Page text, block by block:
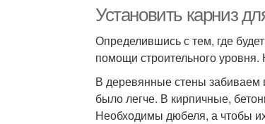
Установить карниз
Определившись с тем, где
помощи строительного
В деревянные стены забиваем
было легче. В кирпичные,
Необходимы дюбеля, а чтобы